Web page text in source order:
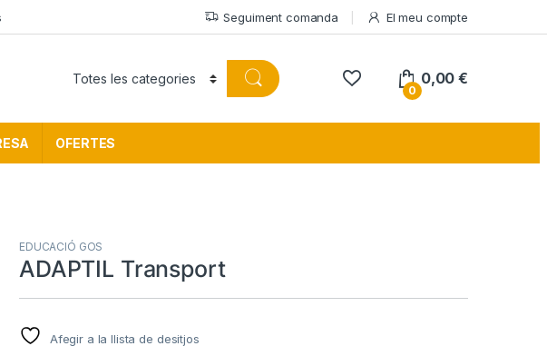
Seguiment comanda El meu compte
0
0,00€
OFERTES
EDUCACIÓ GOS
ADAPTIL Transport
Afegir a la llista de desitjos